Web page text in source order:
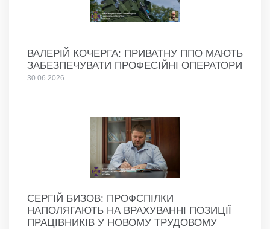
ВАЛЕРІЙ КОЧЕРГА: ПРИВАТНУ ППО МАЮТЬ
ЗАБЕЗПЕЧУВАТИ ПРОФЕСІЙНІ ОПЕРАТОРИ
30.06.2026
СЕРГІЙ БИЗОВ: ПРОФСПІЛКИ
НАПОЛЯГАЮТЬ НА ВРАХУВАННІ ПОЗИЦІЇ
ПРАЦІВНИКІВ У НОВОМУ ТРУДОВОМУ